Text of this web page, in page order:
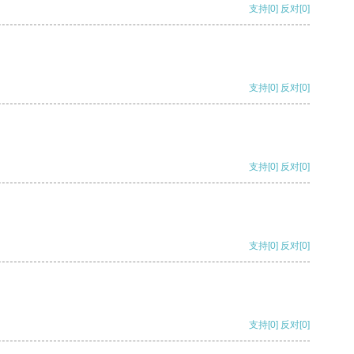
支持[0] 反对[0]
支持[0] 反对[0]
支持[0] 反对[0]
支持[0] 反对[0]
支持[0] 反对[0]